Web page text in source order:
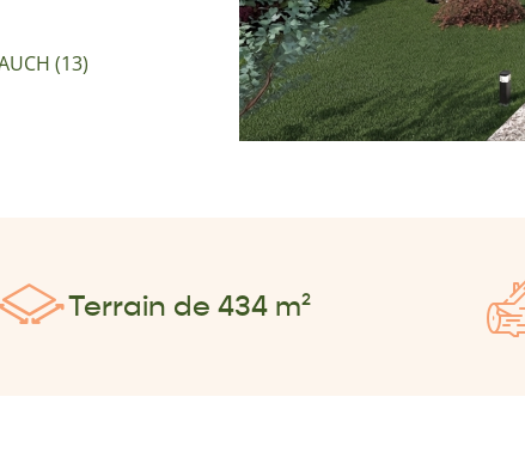
(13)
Terrain de 434 m²